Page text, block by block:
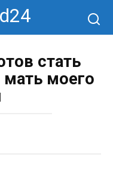
стать
моего